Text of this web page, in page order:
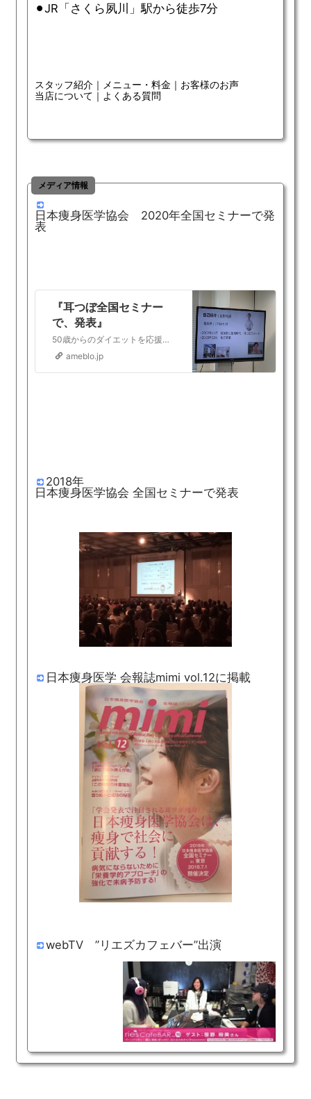
⚫︎JR「さくら夙川」駅から徒歩7分
スタッフ紹介｜ メニュー・料金 ｜ お客様のお声
当店について ｜ よくある質問
メディア情報
日本痩身医学協会 2020年全国セミナーで発
表
『耳つぼ全国セミナー
で、発表』
50歳からのダイエットを応援する西宮・夙川の美脚&耳つぼダイエット専門ボディサロン ナチュールフィット の笹野裕美です。昨日、耳つぼダイエットの全国セミナーが…
ameblo.jp
2018年
日本痩身医学協会 全国セミナーで発表
日本痩身医学 会報誌mimi vol.12に掲載
webTV ”リエズカフェバー”出演